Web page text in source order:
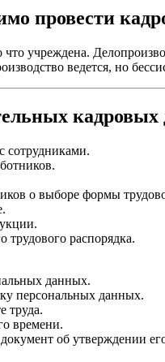
провести
учреждена.
ведется, но
сотрудниками.
о выборе формы
трудового распорядка.
данных.
персональных данных.
труда.
времени.
об утверждении